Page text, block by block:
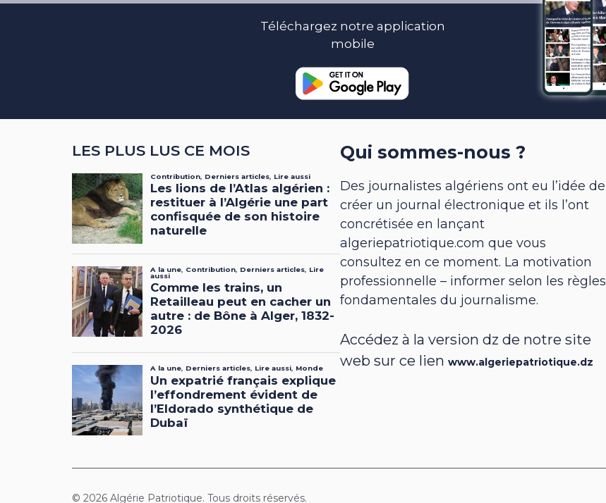
Téléchargez notre application
mobile
LES PLUS LUS CE MOIS Qui sommes-nous ?
Des journalistes algériens ont eu l’idée de
créer un journal électronique et ils l’ont
concrétisée en lançant
algeriepatriotique.com que vous
consultez en ce moment. La motivation
professionnelle – informer selon les règles
fondamentales du journalisme.
Accédez à la version dz de notre site
web sur ce lienwww.algeriepatriotique.dz
© 2026 Algérie Patriotique. Tous droits réservés.